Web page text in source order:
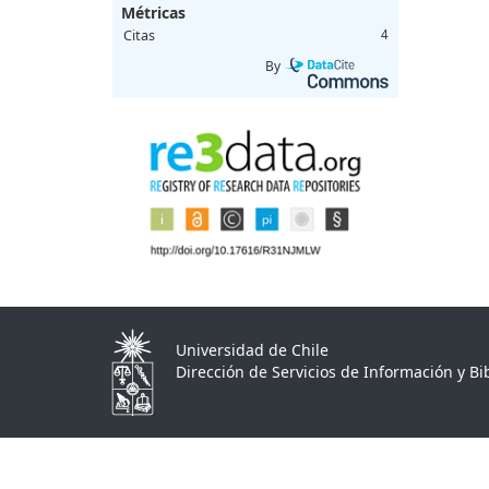
Métricas
Citas 4
By
Universidad de Chile
Dirección de Servicios de Información y